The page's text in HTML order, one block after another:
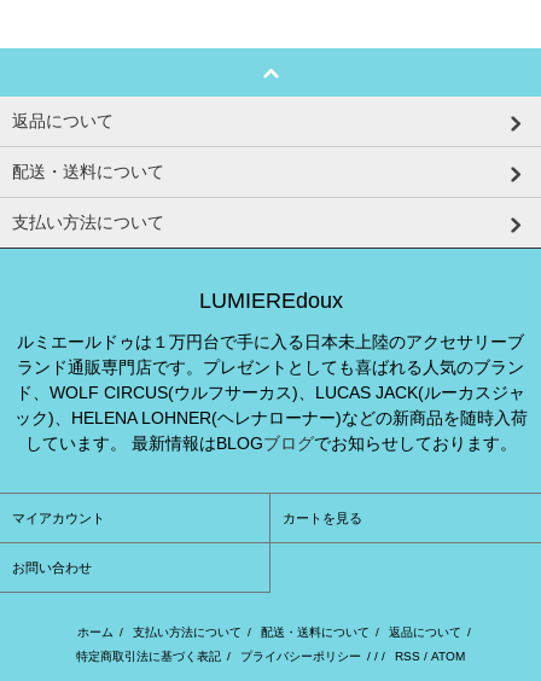
返品について
配送・送料について
支払い方法について
LUMIEREdoux
ルミエールドゥは１万円台で手に入る日本未上陸のアクセサリーブ
ランド通販専門店です。プレゼントとしても喜ばれる人気のブラン
ド、WOLF CIRCUS(ウルフサーカス)、LUCAS JACK(ルーカスジャ
ック)、HELENA LOHNER(ヘレナローナー)などの新商品を随時入荷
しています。 最新情報はBLOGブログでお知らせしております。
マイアカウント カートを見る
お問い合わせ
ホーム / 支払い方法について / 配送・送料について / 返品について /
特定商取引法に基づく表記 / プライバシーポリシー / / / RSS / ATOM